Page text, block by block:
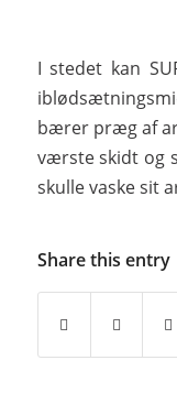
I stedet kan
bærer præg af
værste skidt og
skulle vaske sit
Share this entry